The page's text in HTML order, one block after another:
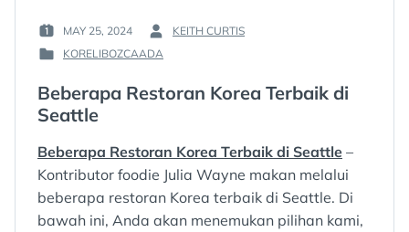
POSTED
ON
MAY 25, 2024
BY
:
KEITH CURTIS
POSTED
KORELIBOZCAADA
Beberapa Restoran Korea Terbaik di
Seattle
Beberapa Restoran Korea Terbaik di Seattle –
Kontributor foodie Julia Wayne makan melalui
beberapa restoran Korea terbaik di Seattle. Di
bawah ini, Anda akan menemukan pilihan kami,